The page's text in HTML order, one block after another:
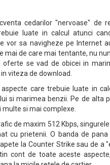
cedarilor "nervoase" de
luate in calcul atunci
vor sa navigheze pe Internet
mai de care mai tentante, nu
oferte se vad de obicei in
viteza de download.
care trebuie luate in
si marimea benzii. Pe de alta
si mai complexe.
de maxim 512 Kbps,
cu prietenii. O banda de
la Counter Strike sau de a
cont de toate aceste